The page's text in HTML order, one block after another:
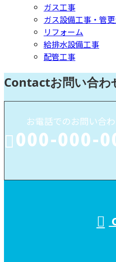
ガス工事
ガス設備工事・管
リフォーム
給排水設備工事
配管工事
Contactお問い合わ
お電話でのお問い合
000-000-